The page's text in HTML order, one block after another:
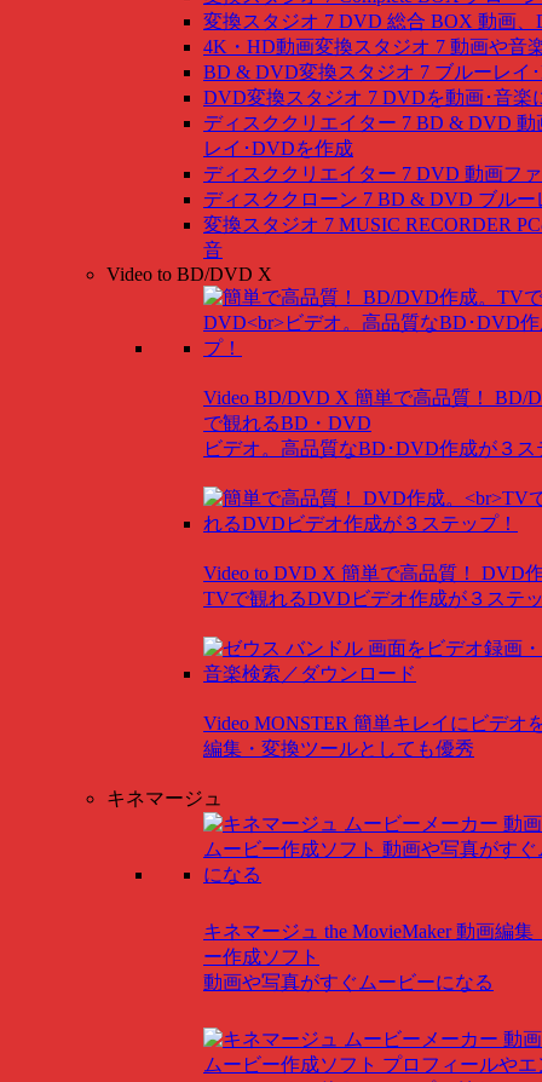
変換スタジオ 7 DVD 総合 BOX 動画、
4K・HD動画変換スタジオ 7 動画や音
BD & DVD変換スタジオ 7 ブルーレイ
DVD変換スタジオ 7 DVDを動画･音楽
ディスククリエイター 7 BD & DVD 動
レイ･DVDを作成
ディスククリエイター 7 DVD 動画フ
ディスククローン 7 BD & DVD ブルー
変換スタジオ 7 MUSIC RECORDER
音
Video to BD/DVD X
Video BD/DVD X 簡単で高品質！ BD/
で観れるBD・DVD
ビデオ。高品質なBD･DVD作成が３ス
Video to DVD X 簡単で高品質！ DVD
TVで観れるDVDビデオ作成が３ステ
Video MONSTER 簡単キレイにビデオ
編集・変換ツールとしても優秀
キネマージュ
キネマージュ the MovieMaker 動画編集
ー作成ソフト
動画や写真がすぐムービーになる